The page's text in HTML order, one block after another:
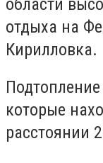
области
отдыха на
Кирилловка.
которые
расстоянии